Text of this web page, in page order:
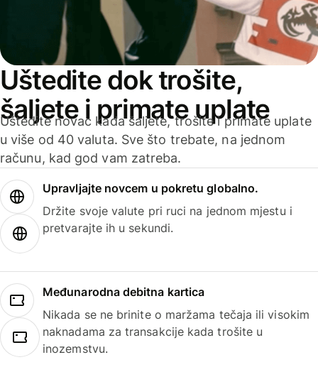
Uštedite dok trošite,
šaljete i primate uplate
Uštedite novac kada šaljete, trošite i primate uplate
u više od 40 valuta. Sve što trebate, na jednom
računu, kad god vam zatreba.
Upravljajte novcem u pokretu globalno.
Držite svoje valute pri ruci na jednom mjestu i
pretvarajte ih u sekundi.
Međunarodna debitna kartica
Nikada se ne brinite o maržama tečaja ili visokim
naknadama za transakcije kada trošite u
inozemstvu.